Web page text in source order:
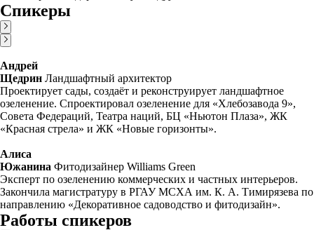
Спикеры
Андрей
Щедрин Ландшафтный архитектор
Проектирует сады, создаёт и реконструирует ландшафтное
озеленение. Спроектировал озеленение для «Хлебозавода 9»,
Совета Федераций, Театра наций, БЦ «Ньютон Плаза», ЖК
«Красная стрела» и ЖК «Новые горизонты».
Алиса
Южанина Фитодизайнер Williams Green
Эксперт по озеленению коммерческих и частных интерьеров.
Закончила магистратуру в РГАУ МСХА им. К. А. Тимирязева по
направлению «Декоративное садоводство и фитодизайн».
Работы спикеров